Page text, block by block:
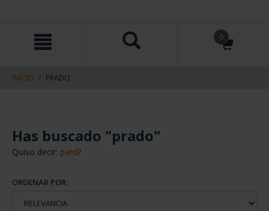
contenido
navegacin
0
INICIO PRADO
Has buscado "prado"
Quiso decir: pard?
ORDENAR POR: